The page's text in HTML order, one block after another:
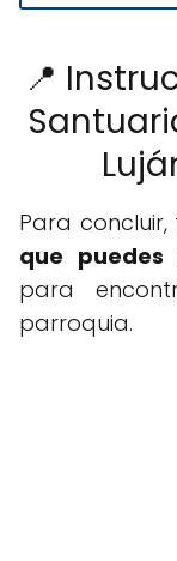
📍
Para
que
para
parroquia.